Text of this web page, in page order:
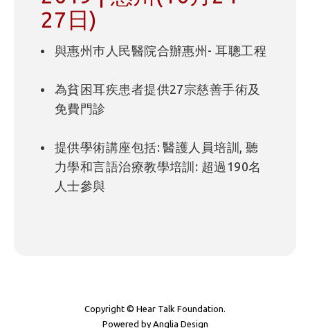
27日)
與惠州巿人民醫院合辦惠州- 耳聰工程
為貧困耳疾患者提供27宗慈善手術及
免費門診
提供學術講座包括: 醫護人員培訓, 聽
力學和言語治療教學培訓: 超過190名
人士參與
Copyright © Hear Talk Foundation.
Powered by Anglia Design